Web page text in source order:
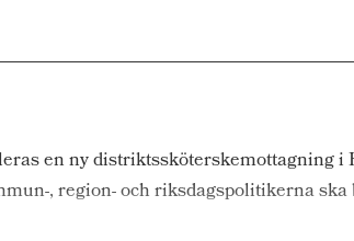
en ny distriktssköterskemottagning i
, region- och riksdagspolitikerna